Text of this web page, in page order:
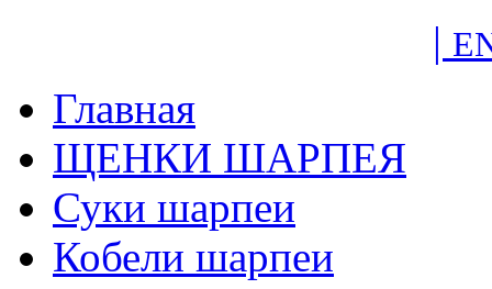
|
Главная
ЩЕНКИ ШАРПЕЯ
Суки шарпеи
Кобели шарпеи